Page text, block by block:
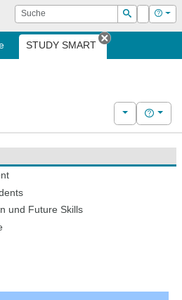
Suche
Suchen
Login Hilfe
STUDY SMART
Tab schließen
WeitereHilfe
und Future Skills